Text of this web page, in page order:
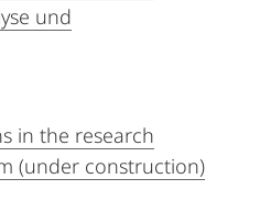
und
in the research
(under construction)